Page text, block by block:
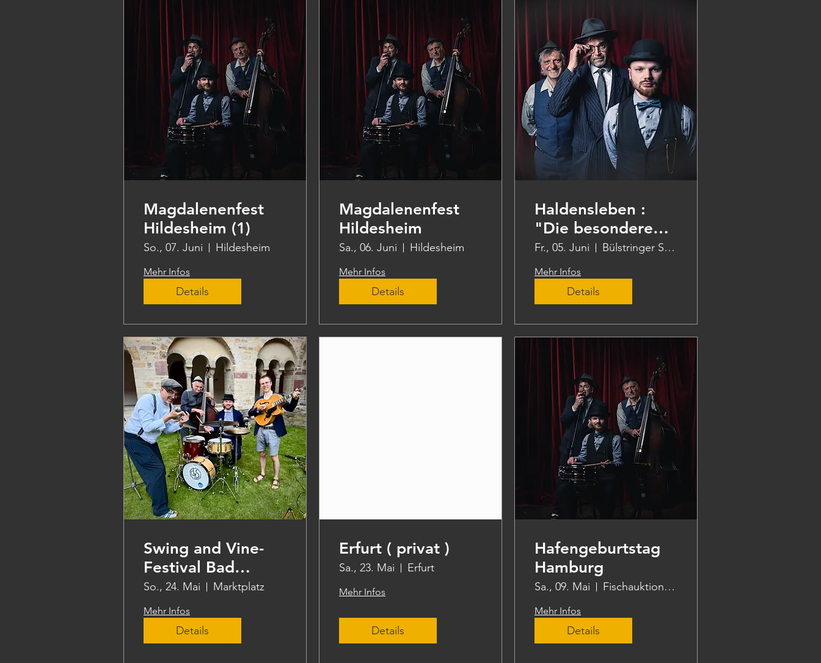
Magdalenenfest
Hildesheim (1)
So., 07. Juni Hildesheim
Mehr Infos
Details
Magdalenenfest
Hildesheim
Sa., 06. Juni Hildesheim
Mehr Infos
Details
Haldensleben :
"Die besondere
Note"
Fr., 05. Juni Bülstringer Str. 12
Mehr Infos
Details
Swing and Vine-
Festival Bad
Hersfeld
So., 24. Mai Marktplatz
Mehr Infos
Details
Erfurt ( privat )
Sa., 23. Mai Erfurt
Mehr Infos
Details
Hafengeburtstag
Hamburg
Sa., 09. Mai Fischauktionshalle-Innenkante West
Mehr Infos
Details